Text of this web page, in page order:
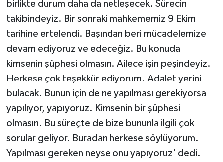
birlikte durum daha da netleşecek. Sürecin
takibindeyiz. Bir sonraki mahkememiz 9 Ekim
tarihine ertelendi. Başından beri mücadelemize
devam ediyoruz ve edeceğiz. Bu konuda
kimsenin şüphesi olmasın. Ailece işin peşindeyiz.
Herkese çok teşekkür ediyorum. Adalet yerini
bulacak. Bunun için de ne yapılması gerekiyorsa
yapılıyor, yapıyoruz. Kimsenin bir şüphesi
olmasın. Bu süreçte de bize bununla ilgili çok
sorular geliyor. Buradan herkese söylüyorum.
Yapılması gereken neyse onu yapıyoruz' dedi.